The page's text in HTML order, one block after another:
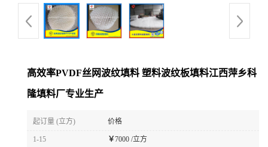
产
品
厅
高效率PVDF丝网波纹填料 塑料波纹板填料江西萍乡科
隆填料厂专业生产
起订量 (立方) 价格
1-15 ￥7000 /立方